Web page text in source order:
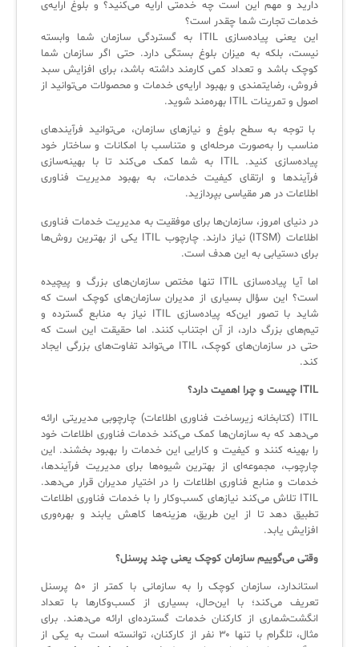
دارید و مهم این است چه خدمتی ارایه می‌کنید؟ و بلوغ ارایه‌ی
خدمات تجارت شما چقدر است؟
این یعنی پیاده‌سازی ITIL به گستردگی سازمان شما وابسته
نیست، بلکه به میزان بلوغ بستگی دارد. حتی اگر سازمان شما
کوچک باشد و تعداد کمی کارمند داشته باشد، برای افزایش سبد
فروش، رضایتمندی و بهبود ارایه‌ی خدمات و محصولات می‌توانید از
اصول و تمرینات ITIL بهره‌مند شوید.
با توجه به سطح بلوغ و نیازهای سازمان، می‌توانید فرآیندهای
مناسب را به‌صورت مرحله‌ای و متناسب با امکانات و ساختار خود
پیاده‌سازی کنید. ITIL به شما کمک می‌کند تا با بهینه‌سازی
فرآیندها و ارتقای کیفیت خدمات، به بهبود مدیریت فناوری
اطلاعات در هر مقیاسی بپردازید.
در دنیای امروز، سازمان‌ها برای موفقیت به مدیریت خدمات فناوری
اطلاعات (ITSM) نیاز دارند. چارچوب ITIL یکی از بهترین روش‌ها
برای دستیابی به این هدف است.
اما آیا پیاده‌سازی ITIL تنها مختص سازمان‌های بزرگ و پیچیده
است؟ این سؤال بسیاری از مدیران سازمان‌های کوچک است که
شاید با تصور این‌که پیاده‌سازی ITIL نیاز به منابع گسترده و
تیم‌های بزرگ دارد، از آن اجتناب کنند. اما حقیقت این است که
حتی در سازمان‌های کوچک، ITIL می‌تواند تفاوت‌های بزرگی ایجاد
کند.
ITIL چیست و چرا اهمیت دارد؟
ITIL (کتابخانه زیرساخت فناوری اطلاعات) چارچوبی مدیریتی ارائه
می‌دهد که به سازمان‌ها کمک می‌کند خدمات فناوری اطلاعات خود
را بهینه کنند و کیفیت و کارایی این خدمات را بهبود بخشند. این
چارچوب، مجموعه‌ای از بهترین شیوه‌ها برای مدیریت فرآیندها،
خدمات و منابع فناوری اطلاعات را در اختیار مدیران قرار می‌دهد.
ITIL تلاش می‌کند نیازهای کسب‌وکار را با خدمات فناوری اطلاعات
تطبیق دهد تا از این طریق، هزینه‌ها کاهش یابند و بهره‌وری
افزایش یابد.
وقتی می‌گوییم سازمان کوچک یعنی چند پرسنل؟
استاندارد، سازمان کوچک را به سازمانی با کمتر از ۵۰ پرسنل
تعریف می‌کند؛ با این‌حال، بسیاری از کسب‌وکارها با تعداد
انگشت‌شماری از کارکنان خدمات گسترده‌ای ارائه می‌دهند. برای
مثال، تلگرام با تنها ۳۰ نفر از کارکنان، توانسته است به یکی از
✦
مدیریت خدمات سازمانی
اندپوینت سنترال [سامانه مدیریت نقاط پایانی]
AD360
◆
Log360 ابزار SIEM
برنامه‌ساز هوشمند App Creator
سیستم هوشمند مدیریت فروش و فاکتور
سامانه مدیریت امنیت اطلاعات
سلف سرویس کاربران
سامانه مدیریت دارایی‌ها [Asset Explorer]
سامانه مدیریت پشتیبانی مشتریان
DDI
◉
ManageEngine Malware Protection Plus
✦
مدیریت خدمات منابع انسانی
مجموعه راهکارهای آیناک
✦
آموزش سیستم مدیریت خدمات فناوری اطلاعات
آموزش‌ ویدیویی مفاهیم سرویس دسک
ITIL & SDP
◆
آموزش فارسی ITIL4
چارچوب ITIL برای همه
فلافلی_فناوری
آرشیو دانلودهای مدانت
لیست دوره‌ها
مقالات آموزشی